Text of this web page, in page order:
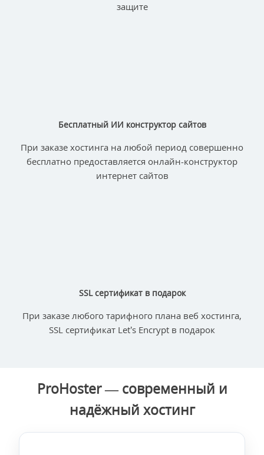
защите
Бесплатный ИИ конструктор сайтов
При заказе хостинга на любой период совершенно
бесплатно предоставляется онлайн-конструктор
интернет сайтов
SSL сертификат в подарок
При заказе любого тарифного плана веб хостинга,
SSL сертификат Let’s Encrypt в подарок
ProHoster — современный и
надёжный хостинг